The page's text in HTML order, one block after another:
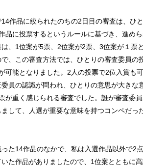
作品に絞られたのちの2日目の審査は、ひ
品に投票するというルールに基づき、進め
、1位案が5票、2位案が2票、3位案が１票
、この審査方法では、ひとりの審査委員の
可能となりました。2人の投票で2位入賞も
員の認識が問われ、ひとりの意思が大きな
が重く感じられる審査でした。誰が審査委
して、人選が重要な意味を持つコンペだっ
た14作品のなかで、私は入選作品以外で2
た作品がありましたので、1位案とともに